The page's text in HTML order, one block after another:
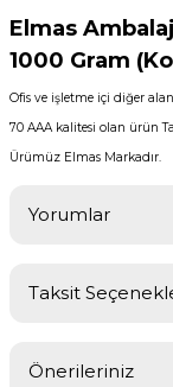
Elmas
1000 Gram
Ofis ve işletme içi diğer
70 AAA kalitesi olan ürün
Ürümüz Elmas Markadır.
Yorumlar
Taksit
Önerileriniz